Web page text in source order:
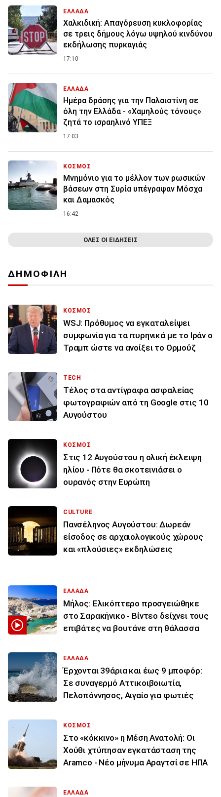
ΕΛΛΑΔΑ
Χαλκιδική: Απαγόρευση κυκλοφορίας
σε τρεις δήμους λόγω υψηλού κινδύνου
εκδήλωσης πυρκαγιάς
17:10
ΕΛΛΑΔΑ
Ημέρα δράσης για την Παλαιστίνη σε
όλη την Ελλάδα - «Χαμηλούς τόνους»
ζητά το ισραηλινό ΥΠΕΞ
17:03
ΚΟΣΜΟΣ
Μνημόνιο για το μέλλον των ρωσικών
βάσεων στη Συρία υπέγραψαν Μόσχα
και Δαμασκός
16:42
ΟΛΕΣ ΟΙ ΕΙΔΗΣΕΙΣ
ΔΗΜΟΦΙΛΗ
ΚΟΣΜΟΣ
WSJ: Πρόθυμος να εγκαταλείψει
συμφωνία για τα πυρηνικά με το Ιράν ο
Τραμπ ώστε να ανοίξει το Ορμούζ
TECH
Τέλος στα αντίγραφα ασφαλείας
φωτογραφιών από τη Google στις 10
Αυγούστου
ΚΟΣΜΟΣ
Στις 12 Αυγούστου η ολική έκλειψη
ηλίου - Πότε θα σκοτεινιάσει ο
ουρανός στην Ευρώπη
CULTURE
Πανσέληνος Αυγούστου: Δωρεάν
είσοδος σε αρχαιολογικούς χώρους
και «πλούσιες» εκδηλώσεις
ΕΛΛΑΔΑ
Μήλος: Ελικόπτερο προσγειώθηκε
στο Σαρακήνικο - Βίντεο δείχνει τους
επιβάτες να βουτάνε στη θάλασσα
ΕΛΛΑΔΑ
Έρχονται 39άρια και έως 9 μποφόρ:
Σε συναγερμό Αττικοιβοιωτία,
Πελοπόννησος, Αιγαίο για φωτιές
ΚΟΣΜΟΣ
Στο «κόκκινο» η Μέση Ανατολή: Οι
Χούθι χτύπησαν εγκατάσταση της
Aramco - Νέο μήνυμα Αραγτσί σε ΗΠΑ
ΕΛΛΑΔΑ